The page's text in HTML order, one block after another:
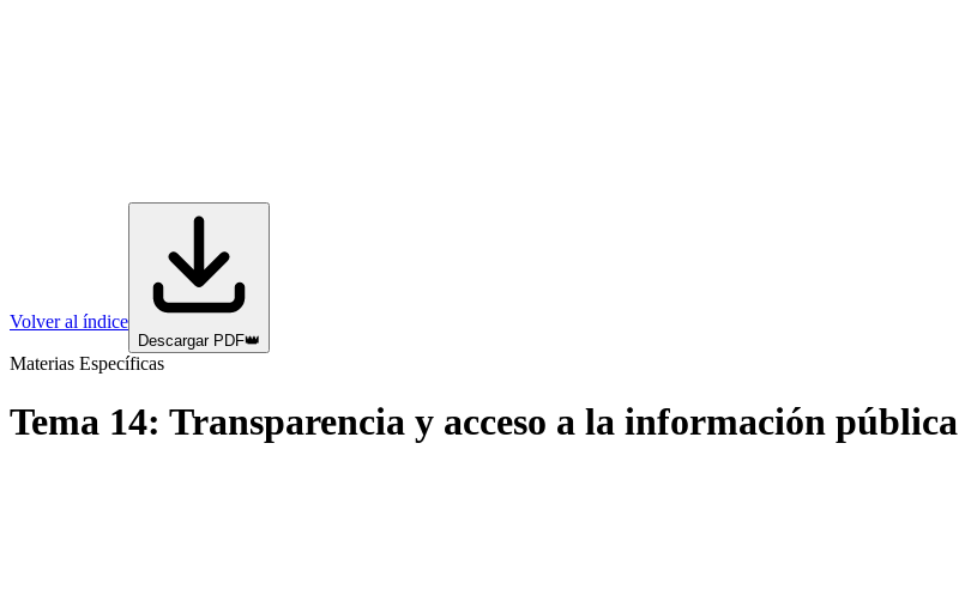
Volver al índice
Descargar PDF👑
Materias Específicas
Tema 14: Transparencia y acceso a la información pública